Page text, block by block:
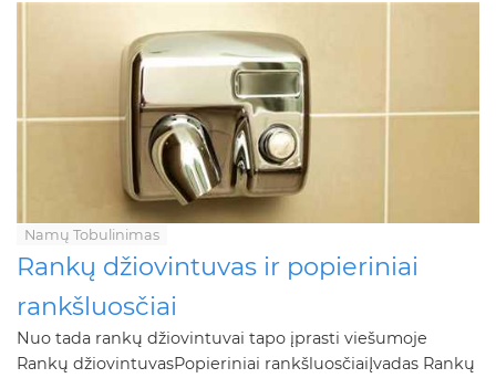
Namų Tobulinimas
Rankų džiovintuvas ir popieriniai
rankšluosčiai
Nuo tada rankų džiovintuvai tapo įprasti viešumoje
Rankų džiovintuvasPopieriniai rankšluosčiaiĮvadas Rankų